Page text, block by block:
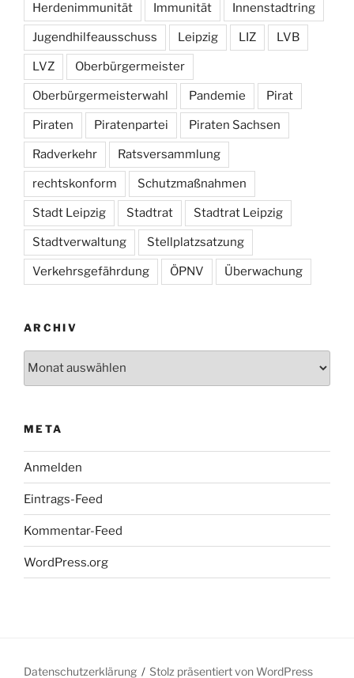
Herdenimmunität Immunität Innenstadtring
Jugendhilfeausschuss Leipzig LIZ LVB
LVZ Oberbürgermeister
Oberbürgermeisterwahl Pandemie Pirat
Piraten Piratenpartei Piraten Sachsen
Radverkehr Ratsversammlung
rechtskonform Schutzmaßnahmen
Stadt Leipzig Stadtrat Stadtrat Leipzig
Stadtverwaltung Stellplatzsatzung
Verkehrsgefährdung ÖPNV Überwachung
ARCHIV
META
Anmelden
Eintrags-Feed
Kommentar-Feed
WordPress.org
Datenschutzerklärung Stolz präsentiert von WordPress